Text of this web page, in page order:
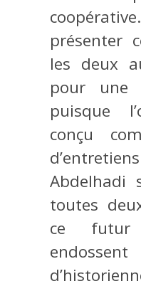
présenter
les deux
pour une
puisque
conçu
Abdelhadi
toutes
ce futur